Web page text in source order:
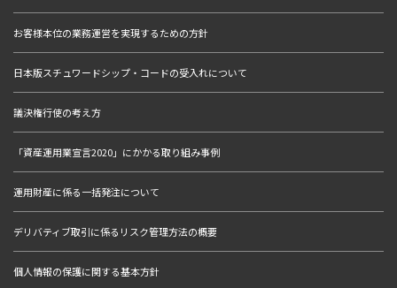
お客様本位の業務運営を実現するための方針
日本版スチュワードシップ・コードの受入れについて
議決権行使の考え方
「資産運用業宣言2020」にかかる取り組み事例
運用財産に係る一括発注について
デリバティブ取引に係るリスク管理方法の概要
個人情報の保護に関する基本方針